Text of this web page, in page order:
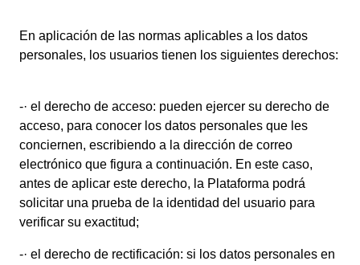
En aplicación de las normas aplicables a los datos
personales, los usuarios tienen los siguientes derechos:
-· el derecho de acceso: pueden ejercer su derecho de
acceso, para conocer los datos personales que les
conciernen, escribiendo a la dirección de correo
electrónico que figura a continuación. En este caso,
antes de aplicar este derecho, la Plataforma podrá
solicitar una prueba de la identidad del usuario para
verificar su exactitud;
-· el derecho de rectificación: si los datos personales en